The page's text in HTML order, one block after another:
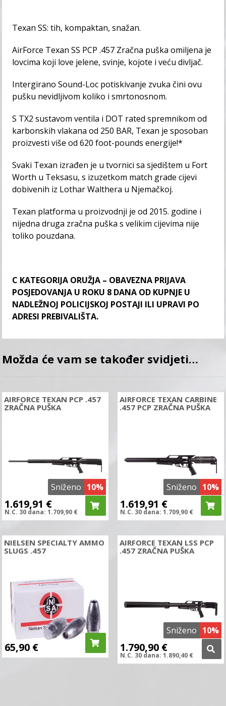
Texan SS: tih, kompaktan, snažan.
AirForce Texan SS PCP .457 Zračna puška omiljena je
lovcima koji love jelene, svinje, kojote i veću divljač.
Intergirano Sound-Loc potiskivanje zvuka čini ovu
pušku nevidljivom koliko i smrtonosnom.
S TX2 sustavom ventila i DOT rated spremnikom od
karbonskih vlakana od 250 BAR, Texan je sposoban
proizvesti više od 620 foot-pounds energije!*
Svaki Texan izrađen je u tvornici sa sjedištem u Fort
Worth u Teksasu, s izuzetkom match grade cijevi
dobivenih iz Lothar Walthera u Njemačkoj.
Texan platforma u proizvodnji je od 2015. godine i
nijedna druga zračna puška s velikim cijevima nije
toliko pouzdana.
C KATEGORIJA ORUŽJA – OBAVEZNA PRIJAVA
POSJEDOVANJA U ROKU 8 DANA OD KUPNJE U
NADLEŽNOJ POLICIJSKOJ POSTAJI ILI UPRAVI PO
ADRESI PREBIVALIŠTA.
Možda će vam se također svidjeti…
Sniženo 10%
AIRFORCE TEXAN PCP .457
ZRAČNA PUŠKA
1.619,91 €
N.C. 30 dana:1.709,90 €
Sniženo 10%
AIRFORCE TEXAN CARBINE
.457 PCP ZRAČNA PUŠKA
1.619,91 €
N.C. 30 dana: 1.709,90 €
NIELSEN SPECIALTY AMMO
SLUGS .457
65,90 €
Sniženo 10%
AIRFORCE TEXAN LSS PCP
.457 ZRAČNA PUŠKA
1.790,90 €
N.C. 30 dana: 1.890,40 €